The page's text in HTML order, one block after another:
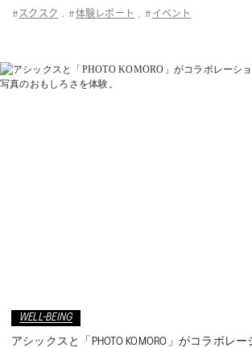
# スクスク , # 体験レポート , # イベント
WELL-BEING
アシックスと「PHOTO KOMORO」がコラボレ